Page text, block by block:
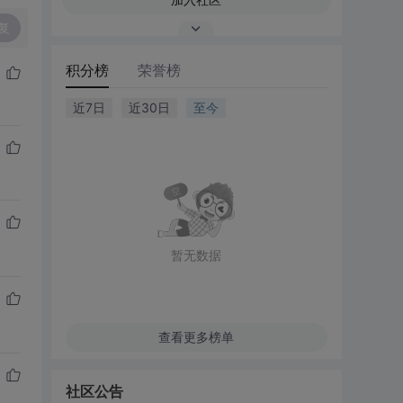
积分榜 荣誉榜
近7日 近30日 至今
暂无数据
查看更多榜单
社区公告